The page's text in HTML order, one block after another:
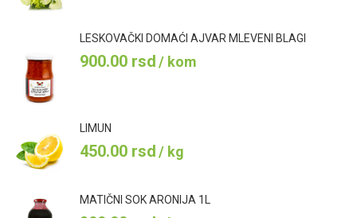
LESKOVAČKI DOMAĆI AJVAR MLEVENI BLAGI
900.00 rsd/ kom
LIMUN
450.00 rsd/ kg
MATIČNI SOK ARONIJA 1L